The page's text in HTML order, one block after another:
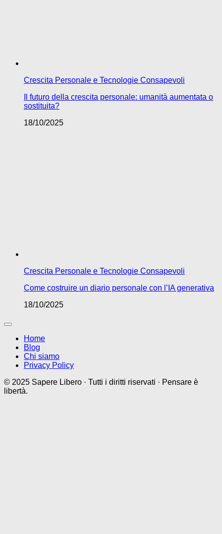
Crescita Personale e Tecnologie Consapevoli
Il futuro della crescita personale: umanità aumentata o
sostituita?
18/10/2025
Crescita Personale e Tecnologie Consapevoli
Come costruire un diario personale con l’IA generativa
18/10/2025
Home
Blog
Chi siamo
Privacy Policy
© 2025 Sapere Libero · Tutti i diritti riservati · Pensare è
libertà.